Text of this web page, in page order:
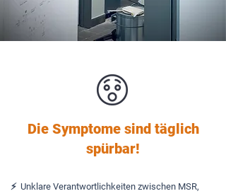
Die Symptome sind täglich
spürbar!
⚡️ Unklare Verantwortlichkeiten zwischen MSR,